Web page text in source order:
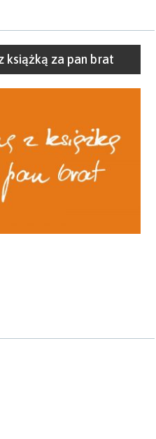
książką za pan brat